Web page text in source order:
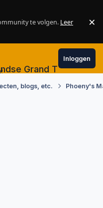
te volgen. Leer
×
Grand Theft Auto
Inloggen
blogs, etc. Phoeny's